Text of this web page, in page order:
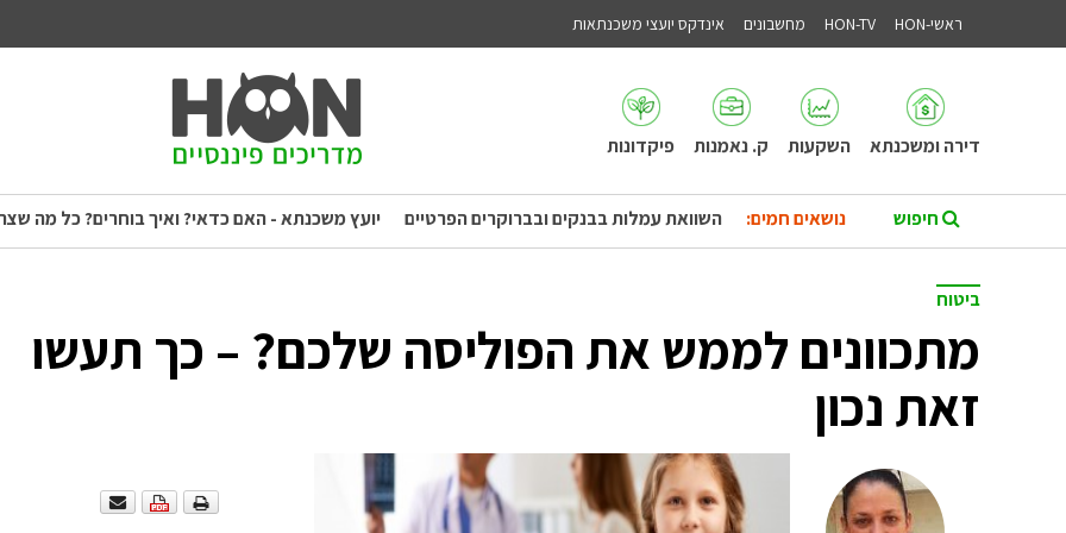
ראשי-HON HON-TV מחשבונים אינדקס יועצי משכנתאות
דירה ומשכנתא השקעות ק. נאמנות פיקדונות
נושאים חמים: השוואת עמלות בבנקים ובברוקרים הפרטיים יועץ משכנתא - האם כדאי? ואיך בוחרים? כל מה
ביטוח
מתכוונים לממש את הפוליסה שלכם? – כך תעשו
זאת נכון